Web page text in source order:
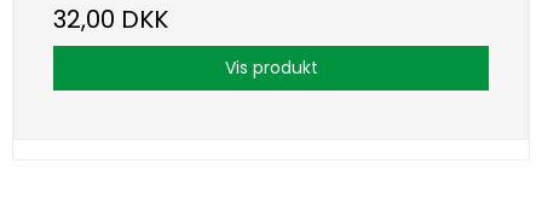
32,00 DKK
Vis produkt